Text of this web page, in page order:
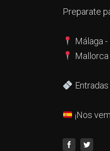
Preparate
Málaga
Mallorca
¡Nos